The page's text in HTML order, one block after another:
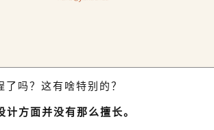
吗？这有啥特别的？
方面并没有那么擅长。